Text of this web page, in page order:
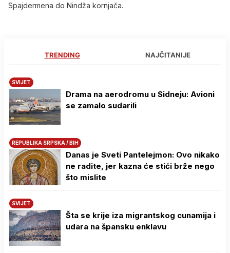
Spajdermena do Nindža kornjača.
TRENDING NAJČITANIJE
SVIJET
Drama na aerodromu u Sidneju: Avioni
se zamalo sudarili
REPUBLIKA SRPSKA / BIH
Danas je Sveti Pantelejmon: Ovo nikako
ne radite, jer kazna će stići brže nego
što mislite
SVIJET
Šta se krije iza migrantskog cunamija i
udara na špansku enklavu